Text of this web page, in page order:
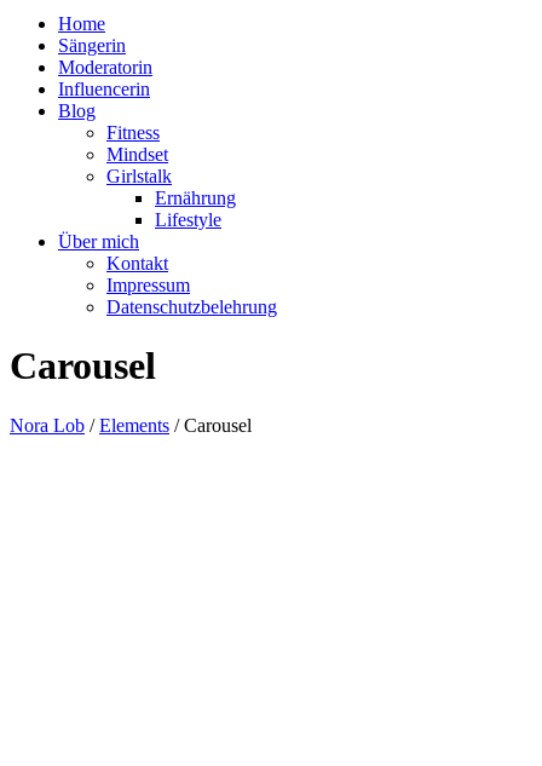
Home
Sängerin
Moderatorin
Influencerin
Blog
Fitness
Mindset
Girlstalk
Ernährung
Lifestyle
Über mich
Kontakt
Impressum
Datenschutzbelehrung
Carousel
Nora Lob /Elements /Carousel